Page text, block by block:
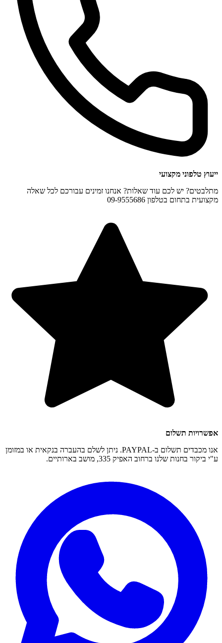
ייעוץ טלפוני מקצועי
מתלבטים? יש לכם עוד שאלות? אנחנו זמינים עבורכם לכל שאלה
מקצועית בתחום בטלפון 09-9555686
אפשרויות תשלום
אנו מכבדים תשלום ב-PAYPAL. ניתן לשלם בהעברה בנקאית או במזומן
ע"י ביקור בחנות שלנו ברחוב האפיק 335, מושב בארותיים.